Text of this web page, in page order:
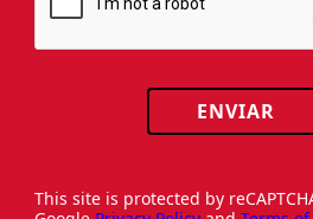
ENVIAR
This site is protected by